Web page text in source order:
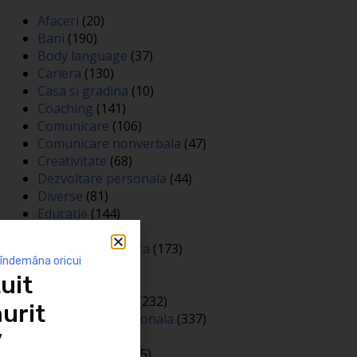
Afaceri (20)
Bani (190)
Body language (37)
Cariera (130)
Casa si gradina (10)
Coaching (141)
Comunicare (106)
Comunicare nonverbala (47)
Creativitate (68)
Dezvoltare personala (44)
Diverse (81)
Educatie (144)
(12)
Educatie financiara (173)
Evenimente
Gandire pozitiva
(232)
Inteligenta emotionala (337)
oricui